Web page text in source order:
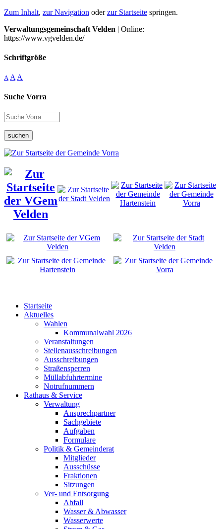
Zum Inhalt, zur Navigation oderzur Startseite springen.
Verwaltungsgemeinschaft Velden | Online:
https://www.vgvelden.de/
Schriftgröße
A A A
Suche Vorra
suchen
Startseite
Aktuelles
Wahlen
Kommunalwahl 2026
Veranstaltungen
Stellenausschreibungen
Ausschreibungen
Straßensperren
Müllabfuhrtermine
Notrufnummern
Rathaus & Service
Verwaltung
Ansprechpartner
Sachgebiete
Aufgaben
Formulare
Politik & Gemeinderat
Mitglieder
Ausschüsse
Fraktionen
Sitzungen
Ver- und Entsorgung
Abfall
Wasser & Abwasser
Wasserwerte